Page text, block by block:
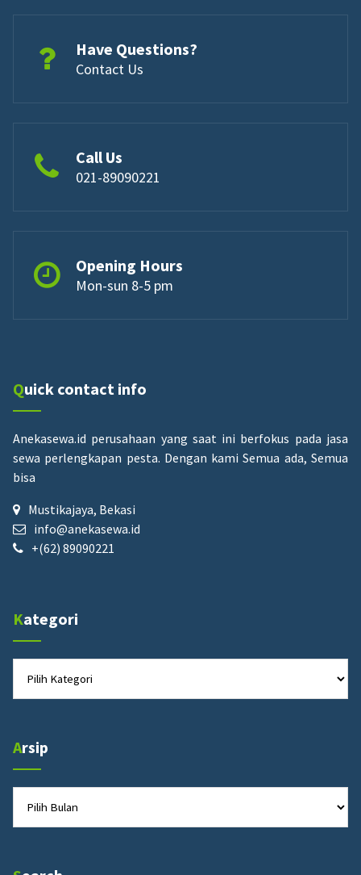
Have Questions?
Contact Us
Call Us
021-89090221
Opening Hours
Mon-sun 8-5 pm
Quick contact info
Anekasewa.id perusahaan yang saat ini berfokus pada jasa
sewa perlengkapan pesta. Dengan kami Semua ada, Semua
bisa
Mustikajaya, Bekasi
info@anekasewa.id
+(62) 89090221
Kategori
Arsip